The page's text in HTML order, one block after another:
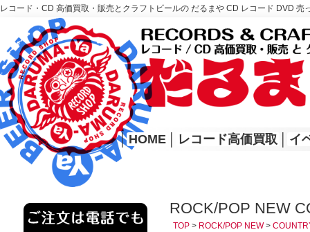
レコード・CD 高価買取・販売とクラフトビールの だるまや CD レコード DVD
レコード高価買取はこちら
HOME
│ HOME レコード高価買取 イ
ROCK/POP NEW
TOP > ROCK/POP NEW>